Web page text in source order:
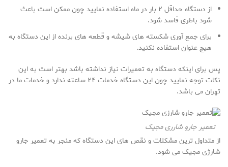
از دستگاه حداقل ۲ بار در ماه استفاده نمایید چون ممکن است باعث
شود باطری فاسد شود.
برای جمع آوری شکسته های شیشه و قطعه های برنده از این دستگاه به
هیچ عنوان استفاده نکنید.
پس برای اینکه دستگاه به تعمیرات نیاز نداشته باشد بهتر است به این
نکات توجه نمایید چون این دستگاه خدمات ۲۴ ساعته ندارد و خدمات ما در
تهران می باشد.
تعمیر جارو شارری مجیک
از متداول ترین مشکلات و نقص های این دستگاه که منجر به تعمیر جارو
شارژی مجیک می شود.